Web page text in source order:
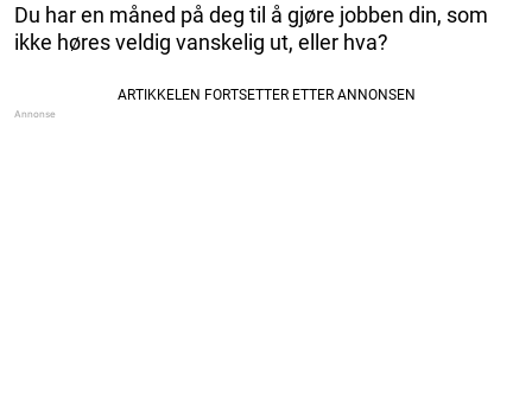
Du har en måned på deg til å gjøre jobben din, som
ikke høres veldig vanskelig ut, eller hva?